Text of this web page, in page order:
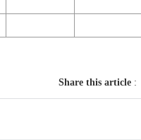
Share this article: